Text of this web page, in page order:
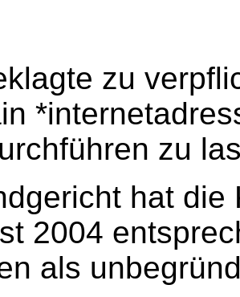
zu
zu
hat
2004
als